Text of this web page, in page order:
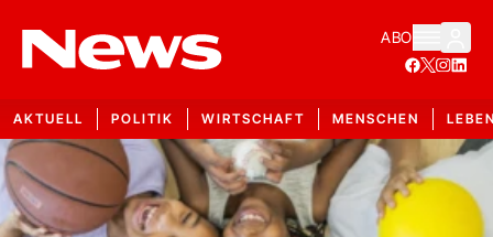
ABO
AKTUELL POLITIK WIRTSCHAFT MENSCHEN